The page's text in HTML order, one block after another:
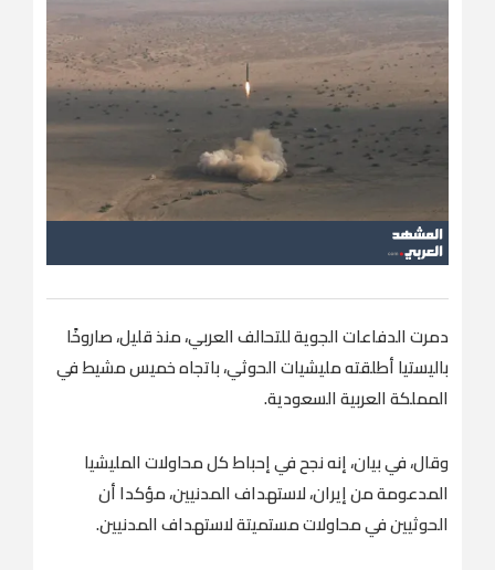
دمرت الدفاعات الجوية للتحالف العربي، منذ قليل، صاروخًا
باليستيا أطلقته مليشيات الحوثي، باتجاه خميس مشيط في
المملكة العربية السعودية.
وقال، في بيان، إنه نجح في إحباط كل محاولات المليشيا
المدعومة من إيران، لاستهداف المدنيين، مؤكدا أن
الحوثيين في محاولات مستميتة لاستهداف المدنيين.